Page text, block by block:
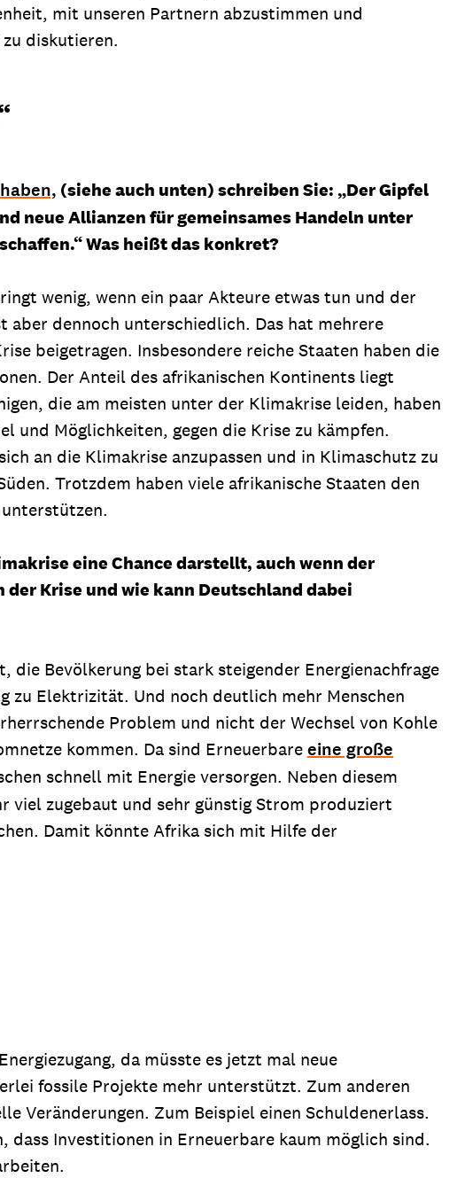
mit unseren Partnern abzustimmen und
diskutieren.
(siehe auch unten) schreiben Sie: „Der Gipfel
neue Allianzen für gemeinsames Handeln unter
Was heißt das konkret?
wenig, wenn ein paar Akteure etwas tun und der
dennoch unterschiedlich. Das hat mehrere
beigetragen. Insbesondere reiche Staaten haben die
Der Anteil des afrikanischen Kontinents liegt
die am meisten unter der Klimakrise leiden, haben
und Möglichkeiten, gegen die Krise zu kämpfen.
an die Klimakrise anzupassen und in Klimaschutz zu
Trotzdem haben viele afrikanische Staaten den
eine Chance darstellt, auch wenn der
Krise und wie kann Deutschland dabei
Bevölkerung bei stark steigender Energienachfrage
zu Elektrizität. Und noch deutlich mehr Menschen
Problem und nicht der Wechsel von Kohle
kommen. Da sind Erneuerbareeine große
schnell mit Energie versorgen. Neben diesem
viel zugebaut und sehr günstig Strom produziert
Damit könnte Afrika sich mit Hilfe der
da müsste es jetzt mal neue
fossile Projekte mehr unterstützt. Zum anderen
Veränderungen. Zum Beispiel einen Schuldenerlass.
dass Investitionen in Erneuerbare kaum möglich sind.